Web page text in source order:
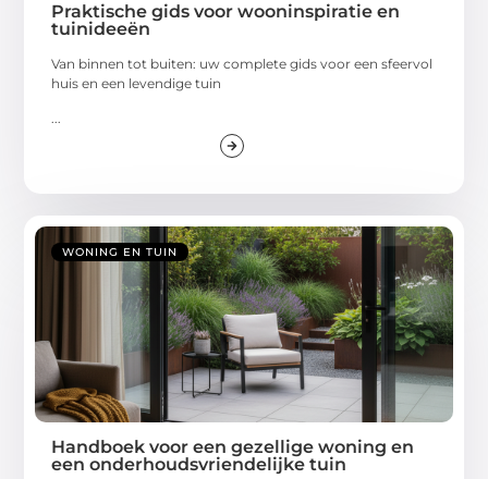
Praktische gids voor wooninspiratie en
tuinideeën
Van binnen tot buiten: uw complete gids voor een sfeervol
huis en een levendige tuin
...
WONING EN TUIN
Handboek voor een gezellige woning en
een onderhoudsvriendelijke tuin